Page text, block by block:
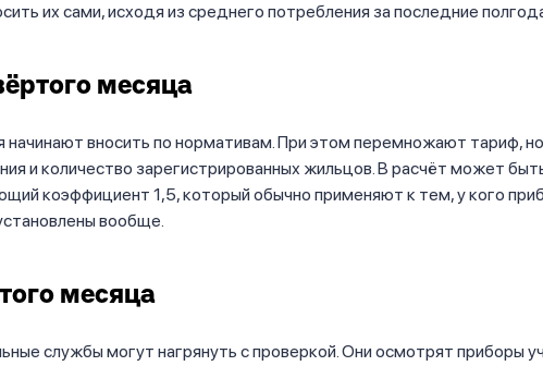
их сами, исходя из среднего потребления за последние
месяца
начинают вносить по нормативам. При этом перемножают тариф,
и количество зарегистрированных жильцов. В расчёт может
коэффициент 1,5, который обычно применяют к тем, у кого
вообще.
месяца
службы могут нагрянуть с проверкой. Они осмотрят приборы